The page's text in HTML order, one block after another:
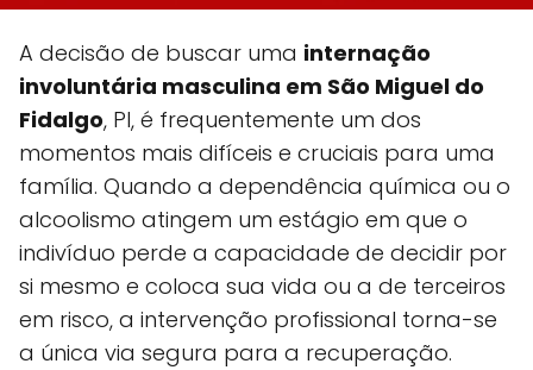
A decisão de buscar uma internação
involuntária masculina em São Miguel do
Fidalgo, PI, é frequentemente um dos
momentos mais difíceis e cruciais para uma
família. Quando a dependência química ou o
alcoolismo atingem um estágio em que o
indivíduo perde a capacidade de decidir por
si mesmo e coloca sua vida ou a de terceiros
em risco, a intervenção profissional torna-se
a única via segura para a recuperação.